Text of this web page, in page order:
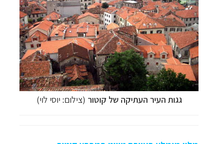
גגות העיר העתיקה של קוטור (צילום: יוסי לוי)